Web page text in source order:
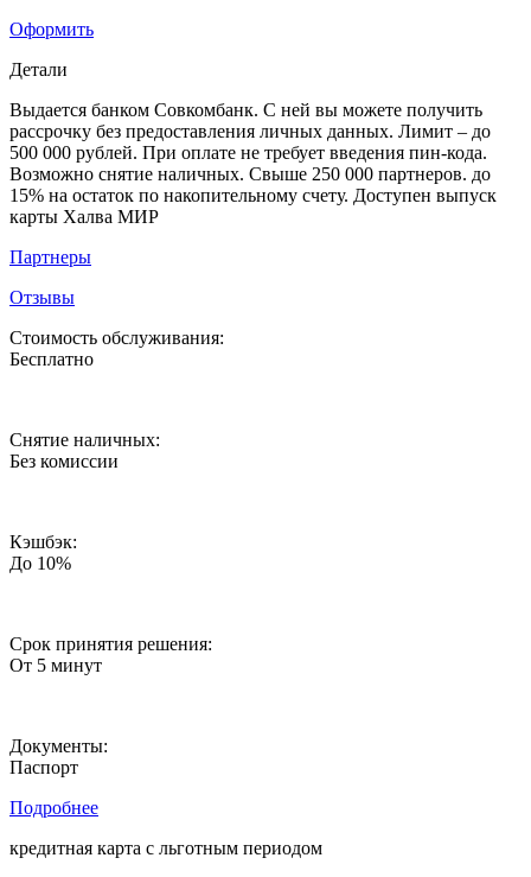
Оформить
Детали
Выдается банком Совкомбанк. С ней вы можете получить
рассрочку без предоставления личных данных. Лимит – до
500 000 рублей. При оплате не требует введения пин-кода.
Возможно снятие наличных. Свыше 250 000 партнеров. до
15% на остаток по накопительному счету. Доступен выпуск
карты Халва МИР
Партнеры
Отзывы
Стоимость обслуживания:
Бесплатно
Снятие наличных:
Без комиссии
Кэшбэк:
До 10%
Срок принятия решения:
От 5 минут
Документы:
Паспорт
Подробнее
кредитная карта c льготным периодом